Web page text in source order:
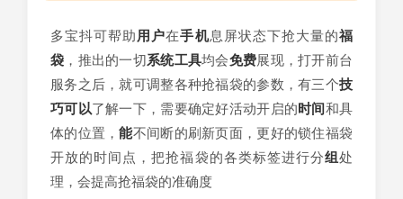
多宝抖可帮助 用户在手机息屏状态下抢大量的福
袋 ，推出的一切系统工具均会免费展现，打开前台
服务之后，就可调整各种抢福袋的参数，有三个技
巧可以了解一下，需要确定好活动开启的时间和具
体的位置，能不间断的刷新页面，更好的锁住福袋
开放的时间点，把抢福袋的各类标签进行分组处
理，会提高抢福袋的准确度